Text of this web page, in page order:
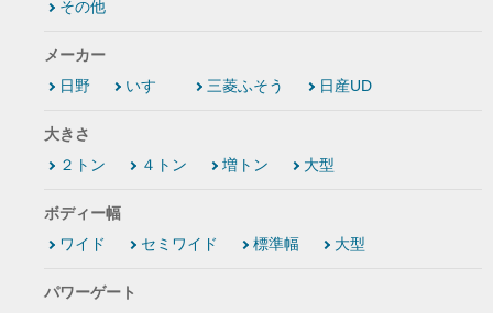
その他
メーカー
日野
いすゞ 三菱ふそう 日産UD
大きさ
２トン
４トン 増トン 大型
ボディー幅
ワイド
セミワイド 標準幅 大型
パワーゲート